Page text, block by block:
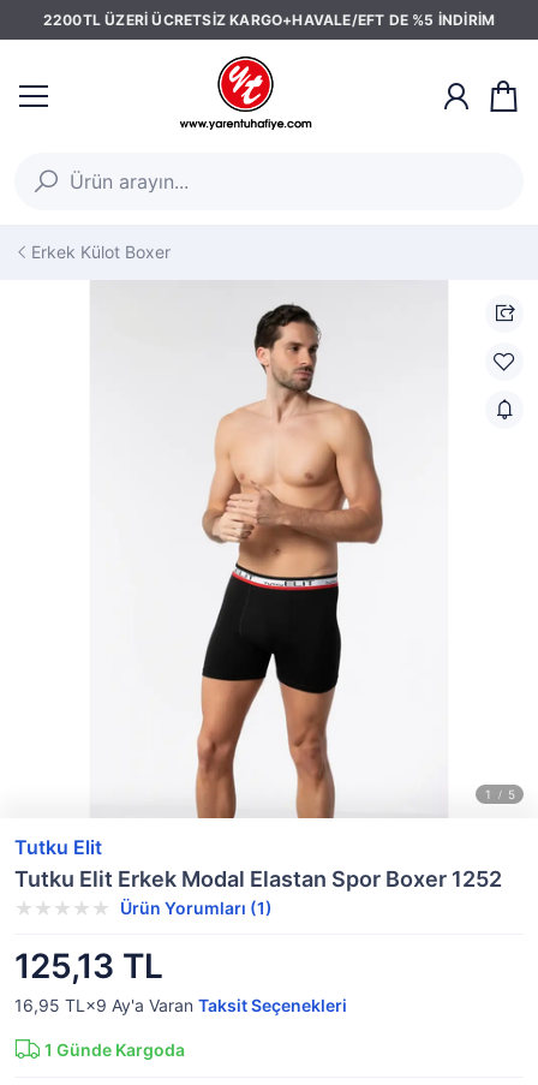
2200TL ÜZERİ ÜCRETSİZ KARGO+HAVALE/EFT DE %5 İNDİRİM
Erkek Külot Boxer
Tutku Elit
Tutku Elit Erkek Modal Elastan Spor Boxer 1252
Ürün Yorumları (1)
125,13 TL
16,95 TL×9 Ay'a Varan Taksit Seçenekleri
1 Günde Kargoda